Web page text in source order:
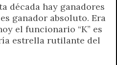
década hay ganadores
ganador absoluto. Era
el funcionario “K” es
estrella rutilante del